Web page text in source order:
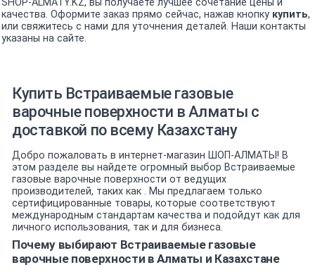
качества. Оформите заказ прямо сейчас, нажав кнопку купить,
или свяжитесь с нами для уточнения деталей. Наши контакты
указаны на сайте.
Купить Встраиваемые газовые
варочные поверхности в Алматы с
доставкой по всему Казахстану
Добро пожаловать в интернет-магазин ШОП-АЛМАТЫ! В
этом разделе вы найдете огромный выбор Встраиваемые
газовые варочные поверхности от ведущих
производителей, таких как . Мы предлагаем только
сертифицированные товары, которые соответствуют
международным стандартам качества и подойдут как для
личного использования, так и для бизнеса.
Почему выбирают Встраиваемые газовые
варочные поверхности в Алматы и Казахстане